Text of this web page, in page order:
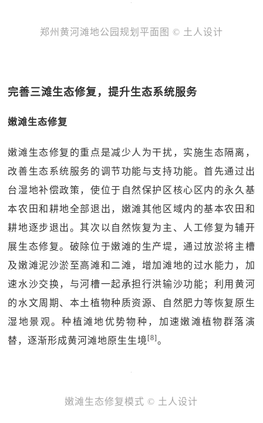
郑州黄河滩地公园规划平面图 © 土人设计
完善三滩生态修复，提升生态系统服务
嫩滩生态修复
嫩滩生态修复的重点是减少人为干扰，实施生态隔离，
改善生态系统服务的调节功能与支持功能。首先通过出
台湿地补偿政策，使位于自然保护区核心区内的永久基
本农田和耕地全部退出，嫩滩其他区域内的基本农田和
耕地逐步退出。其次以自然恢复为主、人工修复为辅开
展生态修复。破除位于嫩滩的生产堤，通过放淤将主槽
及嫩滩泥沙淤至高滩和二滩，增加滩地的过水能力，加
速水沙交换，与河槽一起承担行洪输沙功能；利用黄河
的水文周期、本土植物种质资源、自然肥力等恢复原生
湿地景观。种植滩地优势物种，加速嫩滩植物群落演
替，逐渐形成黄河滩地原生生境 [8]。
嫩滩生态修复模式 © 土人设计